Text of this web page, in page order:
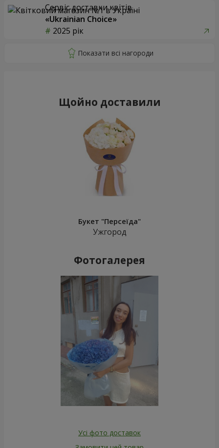
Сервіс доставки квітів
«Ukrainian Choice»
2025 рік
Щойно доставили
Букет "Персеїда"
Ужгород
Фотогалерея
Усі фото доставок